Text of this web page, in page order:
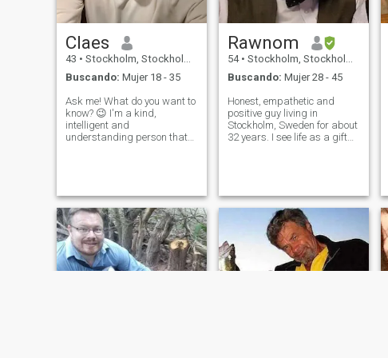
Claes
43 • Stockholm, Stockholm, Suecia
Buscando: Mujer 18 - 35
Ask me! What do you want to
know? 😉 I'm a kind,
intelligent and
understanding person that
exercise. Like to hang out
with family and f
Rawnom
54 • Stockholm, Stockholm, Suecia
Buscando: Mujer 28 - 45
Honest, empathetic and
positive guy living in
Stockholm, Sweden for about
32 years. I see life as a gift
and proud of my job. I am
ambitious